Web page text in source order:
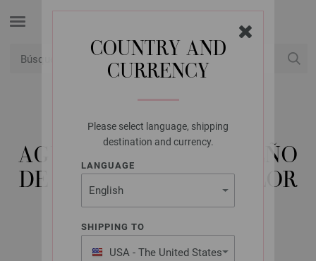
COUNTRY AND
CURRENCY
Please select language, shipping
destination and currency.
LANGUAGE
SHIPPING TO
USA - The United States
LANA GROSSA
AGUJA CIRCULAR DISEÑO
DE MADERA MULTICOLOR
NO. 5,5/120CM